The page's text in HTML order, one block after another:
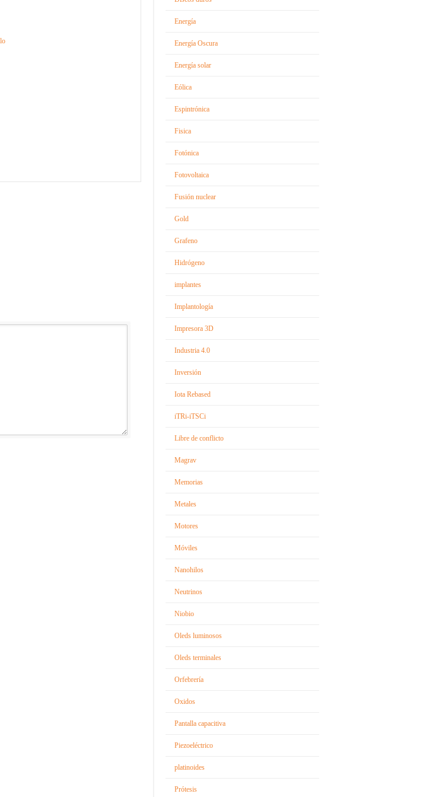
Energía
Energía Oscura
Energía solar
Eólica
Espintrónica
Fisica
Fotónica
Fotovoltaica
Fusión nuclear
Gold
Grafeno
Hidrógeno
implantes
Implantología
Impresora 3D
Industria 4.0
Inversión
Iota Rebased
iTRi-iTSCi
Libre de conflicto
Magrav
Memorias
Metales
Motores
Móviles
Nanohilos
Neutrinos
Niobio
Oleds luminosos
Oleds terminales
Orfebrería
Oxidos
Pantalla capacitiva
Piezoeléctrico
platinoides
Prótesis